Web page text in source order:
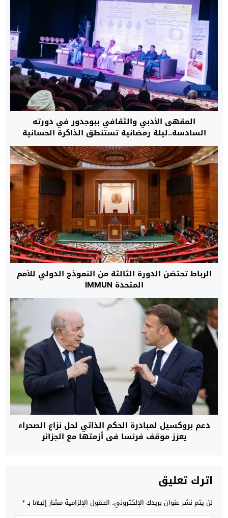
المقهى الأدبي والثقافي ببوجدور في دورته
السادسة..ليلة رمضانية تستنطق الذاكرة الحسانية
وتفكك سرديات الدراسات الكولونيالية
الرباط تحتضن الدورة الثالثة من النموذج الدولي للأمم
المتحدة IMMUN
دعم بروكسيل لمبادرة الحكم الذاتي لحل نزاع الصحراء
يعزز موقف فرنسا في أزمتها مع الجزائر
اترك تعليق
لن يتم نشر عنوان بريدك الإلكتروني. الحقول الإلزامية مشار إليها بـ*